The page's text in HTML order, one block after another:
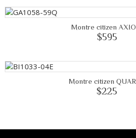
Montre citizen
$595
Montre citizen
$225